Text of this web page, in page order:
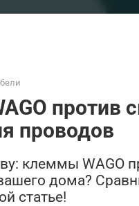
против
проводов
клеммы WAGO
дома?
статье!